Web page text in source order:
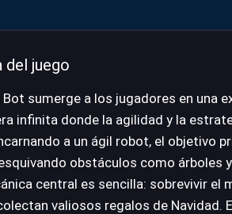
del juego
Bot sumerge a los jugadores en una
infinita donde la agilidad y la
a un ágil robot, el objetivo
obstáculos como árboles
central es sencilla: sobrevivir el
valiosos regalos de Navidad.